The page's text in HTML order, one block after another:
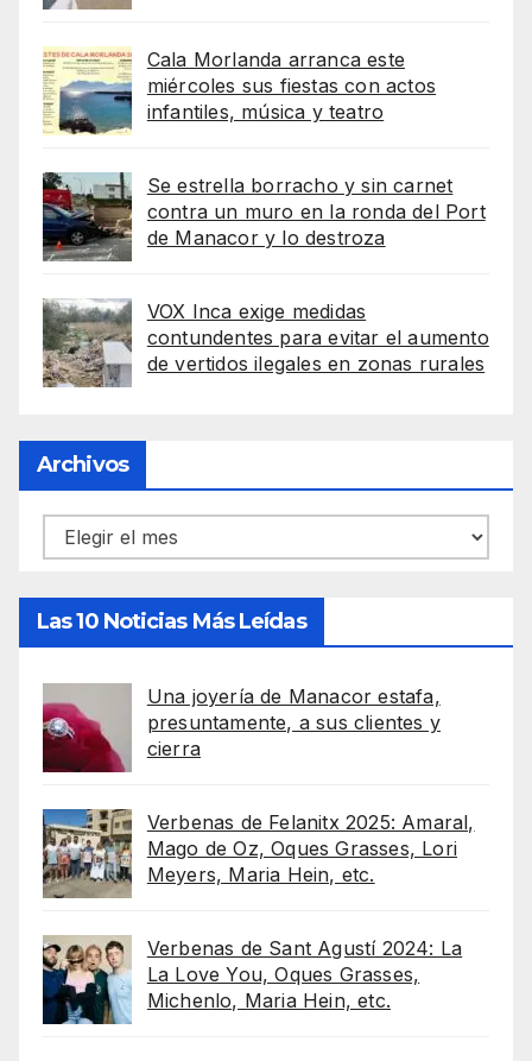
Cala Morlanda arranca este
miércoles sus fiestas con actos
infantiles, música y teatro
Se estrella borracho y sin carnet
contra un muro en la ronda del Port
de Manacor y lo destroza
VOX Inca exige medidas
contundentes para evitar el aumento
de vertidos ilegales en zonas rurales
Archivos
Archivos
Las 10 Noticias Más Leídas
Una joyería de Manacor estafa,
presuntamente, a sus clientes y
cierra
Verbenas de Felanitx 2025: Amaral,
Mago de Oz, Oques Grasses, Lori
Meyers, Maria Hein, etc.
Verbenas de Sant Agustí 2024: La
La Love You, Oques Grasses,
Michenlo, Maria Hein, etc.